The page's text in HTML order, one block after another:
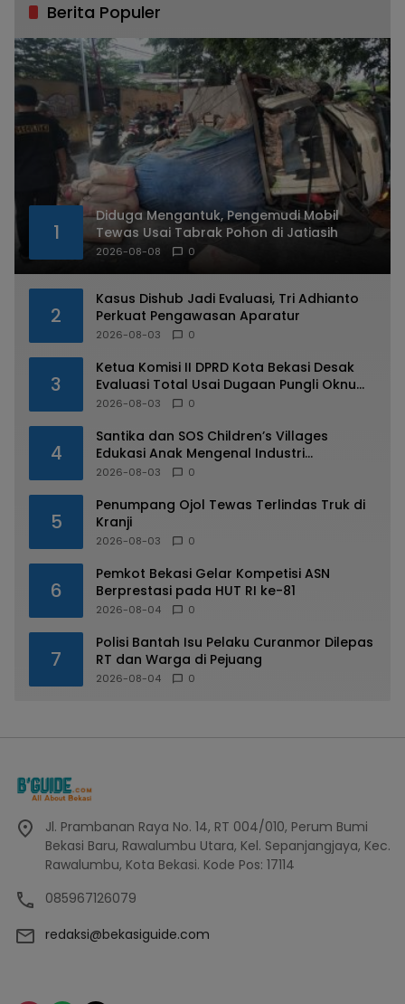
Berita Populer
1
Diduga Mengantuk, Pengemudi Mobil
Tewas Usai Tabrak Pohon di Jatiasih
2026-08-08 0
2
Kasus Dishub Jadi Evaluasi, Tri Adhianto
Perkuat Pengawasan Aparatur
2026-08-03 0
3
Ketua Komisi II DPRD Kota Bekasi Desak
Evaluasi Total Usai Dugaan Pungli Oknum
Dishub Viral
2026-08-03 0
4
Santika dan SOS Children’s Villages
Edukasi Anak Mengenal Industri
Perhotelan
2026-08-03 0
5
Penumpang Ojol Tewas Terlindas Truk di
Kranji
2026-08-03 0
6
Pemkot Bekasi Gelar Kompetisi ASN
Berprestasi pada HUT RI ke-81
2026-08-04 0
7
Polisi Bantah Isu Pelaku Curanmor Dilepas
RT dan Warga di Pejuang
2026-08-04 0
Jl. Prambanan Raya No. 14, RT 004/010, Perum Bumi
Bekasi Baru, Rawalumbu Utara, Kel. Sepanjangjaya, Kec.
Rawalumbu, Kota Bekasi. Kode Pos: 17114
085967126079
redaksi@bekasiguide.com